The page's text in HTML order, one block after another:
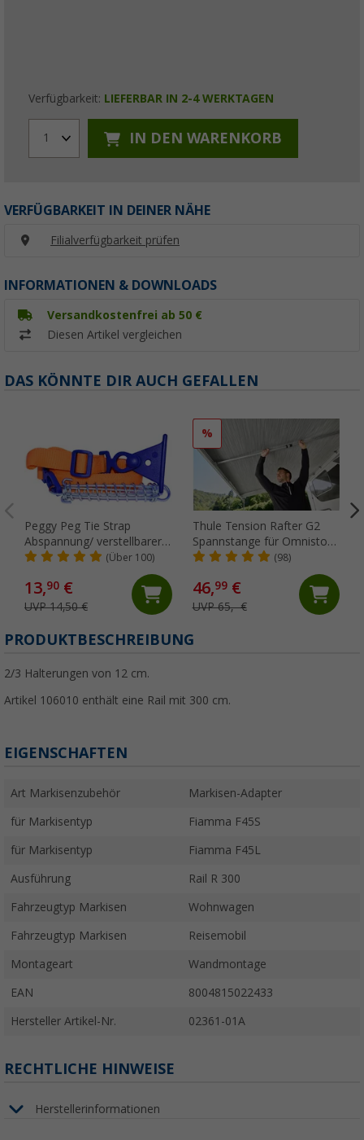
Verfügbarkeit: LIEFERBAR IN 2-4 WERKTAGEN
1 IN DEN WARENKORB
VERFÜGBARKEIT IN DEINER NÄHE
Filialverfügbarkeit prüfen
INFORMATIONEN & DOWNLOADS
Versandkostenfrei ab 50 €
Diesen Artikel vergleichen
DAS KÖNNTE DIR AUCH GEFALLEN
Peggy Peg Tie Strap
Abspannung/ verstellbarer
Markiesenspanngurt(Über 100)
13,90 €
UVP 14,50 €
%
Thule Tension Rafter G2
Spannstange für Omnistor
5200/4900/5003/5002 250
(98)
46,99€
UVP 65,- €
PRODUKTBESCHREIBUNG
2/3 Halterungen von 12 cm.
Artikel 106010 enthält eine Rail mit 300 cm.
EIGENSCHAFTEN
Art Markisenzubehör Markisen-Adapter
für Markisentyp Fiamma F45S
für Markisentyp Fiamma F45L
Ausführung Rail R 300
Fahrzeugtyp Markisen Wohnwagen
Fahrzeugtyp Markisen Reisemobil
Montageart Wandmontage
EAN 8004815022433
Hersteller Artikel-Nr. 02361-01A
RECHTLICHE HINWEISE
Herstellerinformationen